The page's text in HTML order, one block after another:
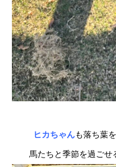
ヒカちゃんも落ち葉
馬たちと季節を過ごせ